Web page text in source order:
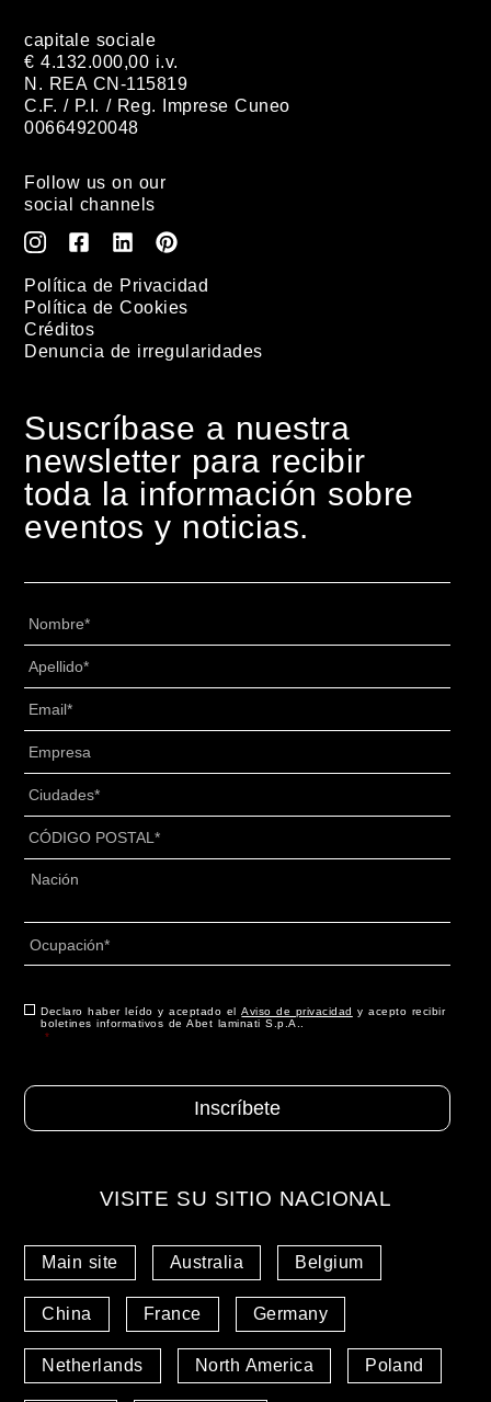
capitale sociale
€ 4.132.000,00 i.v.
N. REA CN-115819
C.F. / P.I. / Reg. Imprese Cuneo
00664920048
Follow us on our
social channels
Política de Privacidad
Política de Cookies
Créditos
Denuncia de irregularidades
Suscríbase a nuestra
newsletter para recibir
toda la información sobre
eventos y noticias.
Titolo *
CÓDIGO
POSTAL *
Dirección
País
Consentimiento *
Declaro haber leído y aceptado elAviso de privacidad y acepto recibir
boletines informativos de Abet laminati S.p.A..
*
VISITE SU SITIO NACIONAL
Main site Australia Belgium
China France Germany
Netherlands North America Poland